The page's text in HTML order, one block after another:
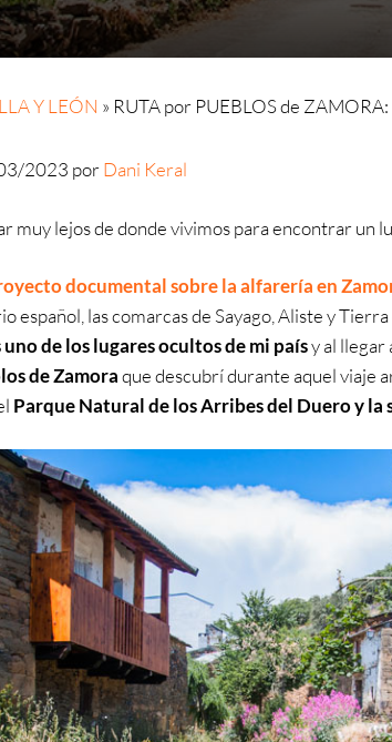
Y LEÓN » RUTA por PUEBLOS de
2023 porDani Keral
muy lejos de donde vivimos para encontrar un
documental sobre la alfarería en
español, las comarcas de Sayago, Aliste y Tierra
uno de los lugares ocultos de mi paísy al llegar
de Zamoraque descubrí durante aquel viaje
Parque Natural de los Arribes del Duero y la